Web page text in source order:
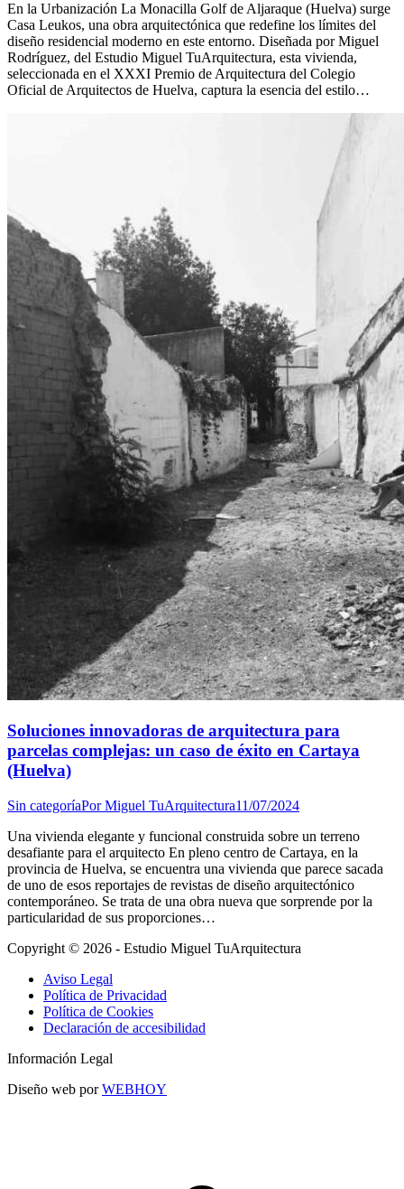
En la Urbanización La Monacilla Golf de Aljaraque (Huelva) surge
Casa Leukos, una obra arquitectónica que redefine los límites del
diseño residencial moderno en este entorno. Diseñada por Miguel
Rodríguez, del Estudio Miguel TuArquitectura, esta vivienda,
seleccionada en el XXXI Premio de Arquitectura del Colegio
Oficial de Arquitectos de Huelva, captura la esencia del estilo…
Soluciones innovadoras de arquitectura para
parcelas complejas: un caso de éxito en Cartaya
(Huelva)
Sin categoríaPorMiguel TuArquitectura11/07/2024
Una vivienda elegante y funcional construida sobre un terreno
desafiante para el arquitecto En pleno centro de Cartaya, en la
provincia de Huelva, se encuentra una vivienda que parece sacada
de uno de esos reportajes de revistas de diseño arquitectónico
contemporáneo. Se trata de una obra nueva que sorprende por la
particularidad de sus proporciones…
Copyright © 2026 - Estudio Miguel TuArquitectura
Aviso Legal
Política de Privacidad
Política de Cookies
Declaración de accesibilidad
Información Legal
Diseño web porWEBHOY